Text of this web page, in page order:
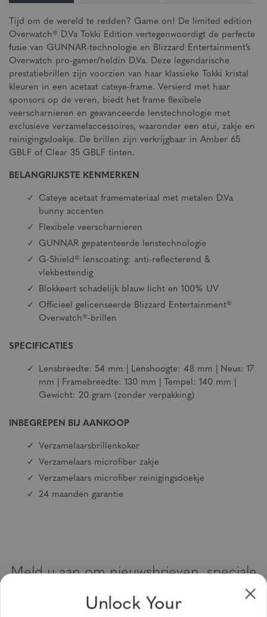
Tijd om de wereld te redden? Game on! De limited edition
Overwatch® D.Va Tokki Edition vertegenwoordigt de perfecte
fusie van GUNNAR-technologie en Blizzard Entertainment’s
Overwatch pro-gamer/heldin D.Va. Deze legendarische
prestatiebrillen zijn voorzien van haar klassieke Tokki kristal
kleuren in een acetaat cateye-frame. Versierd met haar
sponsors op de veren, biedt het frame flexibele
veerscharnieren en geavanceerde lenstechnologie met
exclusieve verzamelaccessoires, waaronder een etui, zakje en
reinigingsdoekje. De brillen zijn verkrijgbaar in Amber 65
GBLF of Clear 35 GBLF tinten.
BELANGRIJKSTE KENMERKEN
Cateye acetaat framemateriaal met metalen D.Va
bunny accenten
Flexibele veerscharnieren
GUNNAR gepatenteerde lenstechnologie
G-Shield® lenscoating: anti-reflecterend &
vlekbestendig
Blokkeert schadelijk blauw licht en 100% UV
Officieel gelicenseerde Blizzard Entertainment®
Overwatch®-brillen
SPECIFICATIES
Lensbreedte: 54 mm | Lenshoogte: 48 mm | Neus: 17
mm | Framebreedte: 130 mm | Tempel: 140 mm |
Gewicht: 20 gram (zonder verpakking)
INBEGREPEN BIJ AANKOOP
Verzamelaarsbrillenkoker
Verzamelaars microfiber zakje
Verzamelaars microfiber reinigingsdoekje
24 maanden garantie
Meld u aan om nieuwsbrieven, speciale
aanbiedingen en kortingsbonnen te
ontvangen
Unlock Your